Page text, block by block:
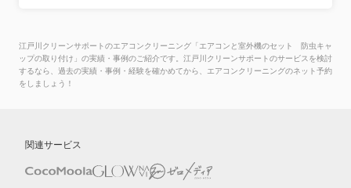
江戸川クリーンサポートのエアコンクリーニング「エアコンと室外機のセット 防虫キャ
ップの取り付け」の実績・事例のご紹介です。江戸川クリーンサポートのサービスを検討
するなら、過去の実績・事例・経験を確かめてから、エアコンクリーニングのネット予約
をしましょう！
関連サービス